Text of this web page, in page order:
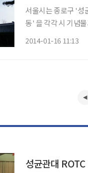
서울시는 종로구 '성
동' 을 각각 시 기념물과
2014-01-16 11:13
성균관대